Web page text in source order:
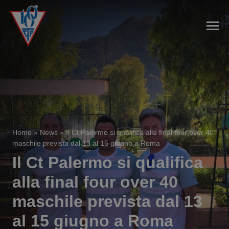
Home »News »Il Ct Palermo si qualifica alla final four over 40
maschile prevista dal 13 al 15 giugno a Roma
Il Ct Palermo si qualifica
alla final four over 40
maschile prevista dal 13
al 15 giugno a Roma